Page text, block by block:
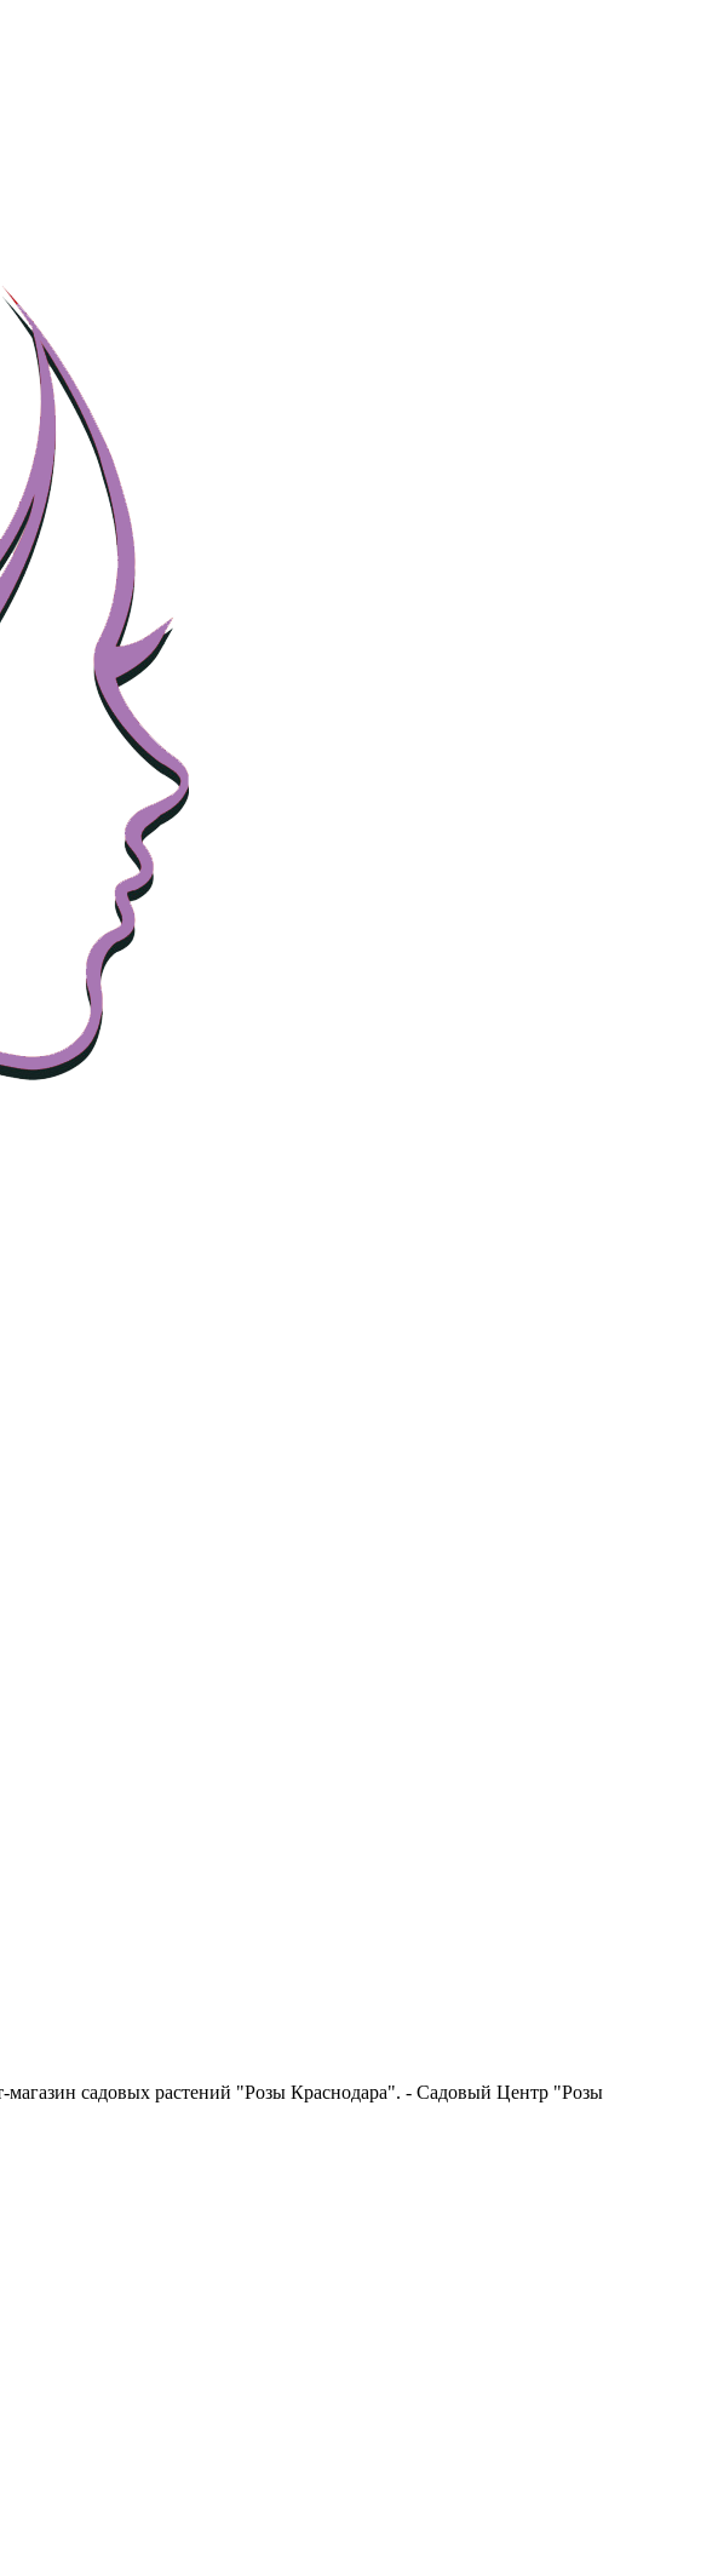
садовых растений "Розы Краснодара". - Садовый Центр "Розы